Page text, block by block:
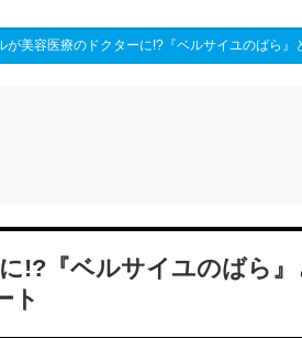
が美容医療のドクターに!?『ベルサイユのばら
!?『ベルサイユのばら』
ト